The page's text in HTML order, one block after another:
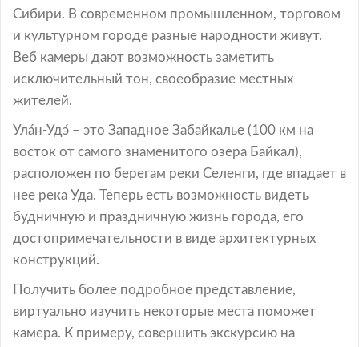
Сибири. В современном промышленном, торговом
и культурном городе разные народности живут.
Веб камеры дают возможность заметить
исключительный тон, своеобразие местных
жителей.
Ула́н-Удэ́ – это Западное Забайкалье (100 км на
восток от самого знаменитого озера Байкал),
расположен по берегам реки Селенги, где впадает в
нее река Уда. Теперь есть возможность видеть
будничную и праздничную жизнь города, его
достопримечательности в виде архитектурных
конструкций.
Получить более подробное представление,
виртуально изучить некоторые места поможет
камера. К примеру, совершить экскурсию на